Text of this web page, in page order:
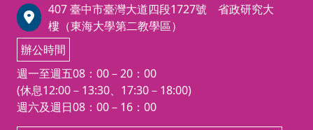
407 臺中市臺灣大道四段1727號 省政研究大
樓（東海大學第二教學區）
辦公時間
週一至週五08：00－20：00
(休息12:00－13:30、17:30－18:00)
週六及週日08：00－16：00